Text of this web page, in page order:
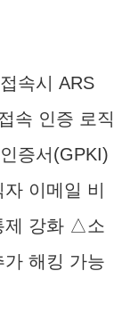
속시 ARS
속 인증 로직
증서(GPKI)
이메일 비
제 강화 △소
해킹 가능